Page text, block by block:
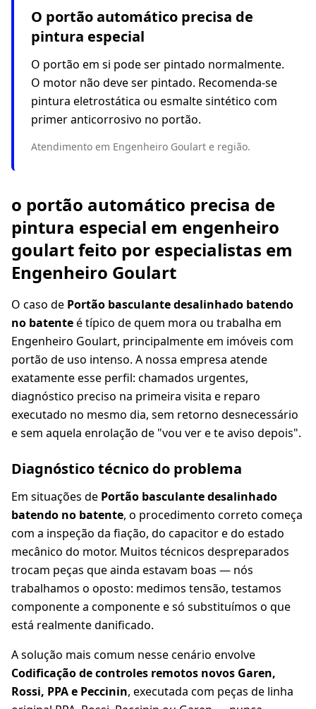
O portão automático precisa de
pintura especial
O portão em si pode ser pintado normalmente.
O motor não deve ser pintado. Recomenda-se
pintura eletrostática ou esmalte sintético com
primer anticorrosivo no portão.
Atendimento em Engenheiro Goulart e região.
o portão automático precisa de
pintura especial em engenheiro
goulart feito por especialistas em
Engenheiro Goulart
O caso de Portão basculante desalinhado batendo
no batenteé típico de quem mora ou trabalha em
Engenheiro Goulart, principalmente em imóveis com
portão de uso intenso. A nossa empresa atende
exatamente esse perfil: chamados urgentes,
diagnóstico preciso na primeira visita e reparo
executado no mesmo dia, sem retorno desnecessário
e sem aquela enrolação de "vou ver e te aviso depois".
Diagnóstico técnico do problema
Em situações de Portão basculante desalinhado
batendo no batente, o procedimento correto começa
com a inspeção da fiação, do capacitor e do estado
mecânico do motor. Muitos técnicos despreparados
trocam peças que ainda estavam boas — nós
trabalhamos o oposto: medimos tensão, testamos
componente a componente e só substituímos o que
está realmente danificado.
A solução mais comum nesse cenário envolve
Codificação de controles remotos novos Garen,
Rossi, PPA e Peccinin, executada com peças de linha